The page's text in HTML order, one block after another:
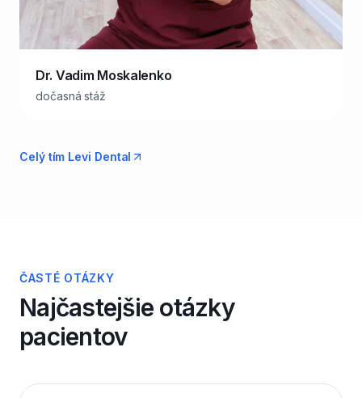
Dr. Vadim Moskalenko
dočasná stáž
Celý tím Levi Dental
ČASTÉ OTÁZKY
Najčastejšie otázky
pacientov